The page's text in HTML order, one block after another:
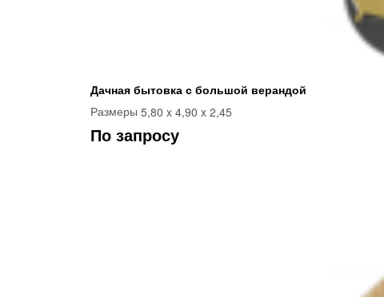
Дачная бытовка с большой верандой
Размеры 5,80 x 4,90 x 2,45
По запросу